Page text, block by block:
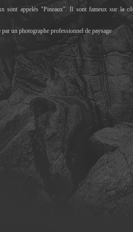
sont appelés "Pineaux". Il sont fameux sur la
un photographe professionnel de paysage